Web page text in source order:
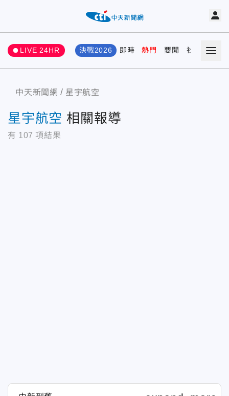
LIVE 24HR 決戰2026 即時 熱門 要聞 社會 娛樂
中天新聞網 星宇航空
星宇航空 相關報導
有 107 項結果